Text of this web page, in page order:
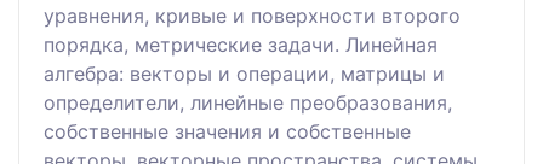
уравнения, кривые и поверхности второго
порядка, метрические задачи. Линейная
алгебра: векторы и операции, матрицы и
определители, линейные преобразования,
собственные значения и собственные